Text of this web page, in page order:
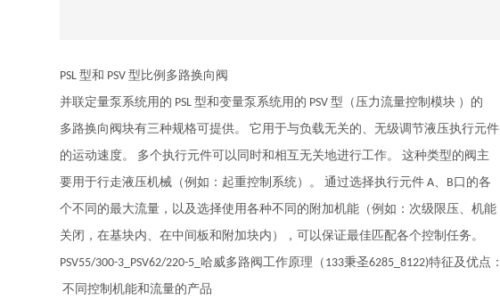
PSL型和 PSV型比例多路换向阀
并联定量泵系统用的 PSL型和变量泵系统用的 PSV型（压力流量控制模块 ）的
多路换向阀块有三种规格可提供。
它用于与负载无关的、无级调节液压执行元件
的运动速度。
多个执行元件可以同时和相互无关地进行工作。
这种类型的阀主
要用于行走液压机械（例如：起重控制系统）。
通过选择执行元件 A、 B 口的各
个不同的最大流量，以及选择使用各种不同的附加机能（例如：次级限压、机能
关闭，在基块内、在中间板和附加块内），可以保证最佳匹配各个控制任务。
PSV55/300-3_PSV62/220-5_哈威多路阀工作原理（ 133秉圣6285_8122)特征及优点：
不同控制机能和流量的产品